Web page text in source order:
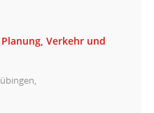
Verkehr und